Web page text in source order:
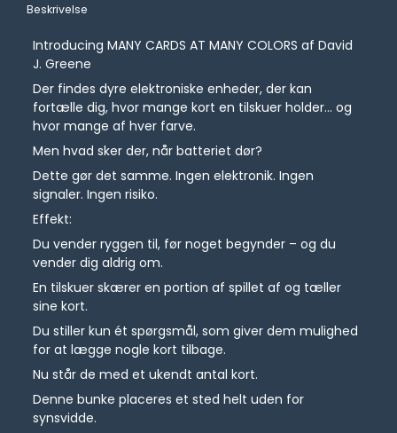
Beskrivelse
Introducing MANY CARDS AT MANY COLORS af David
J. Greene
Der findes dyre elektroniske enheder, der kan
fortælle dig, hvor mange kort en tilskuer holder... og
hvor mange af hver farve.
Men hvad sker der, når batteriet dør?
Dette gør det samme. Ingen elektronik. Ingen
signaler. Ingen risiko.
Effekt:
Du vender ryggen til, før noget begynder – og du
vender dig aldrig om.
En tilskuer skærer en portion af spillet af og tæller
sine kort.
Du stiller kun ét spørgsmål, som giver dem mulighed
for at lægge nogle kort tilbage.
Nu står de med et ukendt antal kort.
Denne bunke placeres et sted helt uden for
synsvidde.